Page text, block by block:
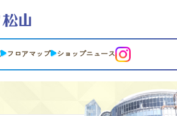
フロアマップ ショップニュース